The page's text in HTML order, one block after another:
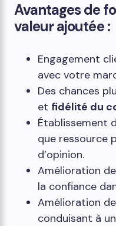
Avantages de
valeur ajoutée :
Engagement
avec votre
Des chances
et fidélité du
Établissement
que ressource
d’opinion.
Amélioration
la confiance
Amélioration
conduisant à